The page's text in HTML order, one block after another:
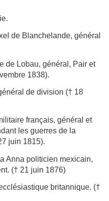
de Blanchelande, général
de Lobau, général, Pair et
1838).
de division († 18
français, général et
les guerres de la
juin 1815).
Anna politicien mexicain,
(† 21 juin 1876)
britannique. (†